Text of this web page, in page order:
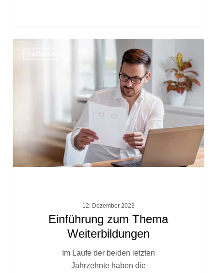
zum
Thema
Weiterbildungen
FACHTEXTE
12. Dezember 2023
Einführung zum Thema
Weiterbildungen
Im Laufe der beiden letzten
Jahrzehnte haben die